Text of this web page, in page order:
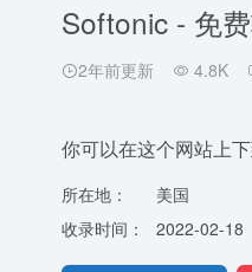
Softonic - 免
2年前更新 4.8K
你可以在这个网站上
所在地：
美国
收录时间：
2022-02-18